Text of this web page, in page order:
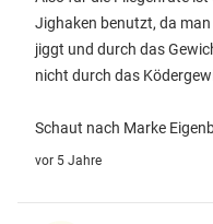
Jighaken benutzt, da
jiggt und durch das
nicht durch das
Schaut nach Marke
vor 5 Jahre